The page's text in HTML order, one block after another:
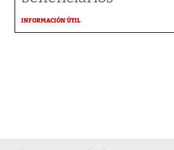
INFORMACIÓN ÚTIL